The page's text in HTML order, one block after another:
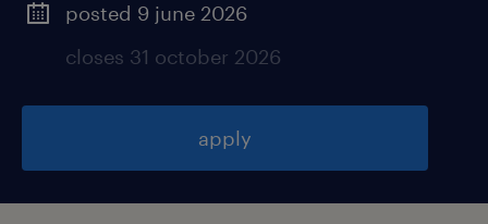
posted 9 june 2026
closes 31 october 2026
apply